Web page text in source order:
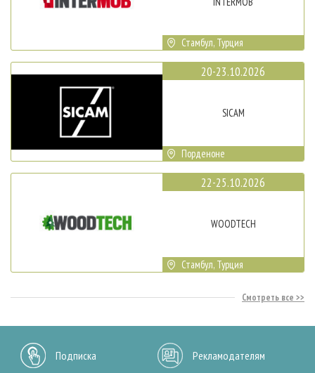
Стамбул, Турция
20-23.10.2026
SICAM
Порденоне
22-25.10.2026
WOODTECH
Стамбул, Турция
Смотреть все
Подписка Рекламодателям